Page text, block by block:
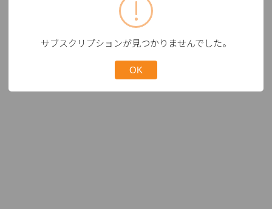
サブスクリプションが見つかりませんでした。
OK